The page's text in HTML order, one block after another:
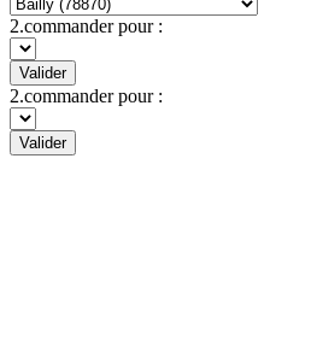
2.commander pour :
Valider
2.commander pour :
Valider